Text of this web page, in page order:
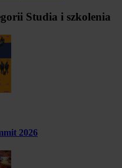
Studia i szkolenia
2026